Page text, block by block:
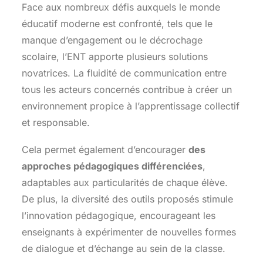
Face aux nombreux défis auxquels le monde
éducatif moderne est confronté, tels que le
manque d’engagement ou le décrochage
scolaire, l’ENT apporte plusieurs solutions
novatrices. La fluidité de communication entre
tous les acteurs concernés contribue à créer un
environnement propice à l’apprentissage collectif
et responsable.
Cela permet également d’encourager des
approches pédagogiques différenciées,
adaptables aux particularités de chaque élève.
De plus, la diversité des outils proposés stimule
l’innovation pédagogique, encourageant les
enseignants à expérimenter de nouvelles formes
de dialogue et d’échange au sein de la classe.